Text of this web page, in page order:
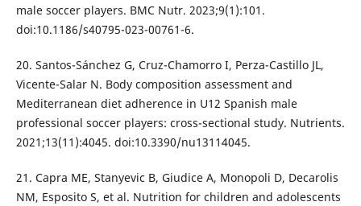
male soccer players. BMC Nutr. 2023;9(1):101.
doi:10.1186/s40795-023-00761-6.
20. Santos-Sánchez G, Cruz-Chamorro I, Perza-Castillo JL,
Vicente-Salar N. Body composition assessment and
Mediterranean diet adherence in U12 Spanish male
professional soccer players: cross-sectional study. Nutrients.
2021;13(11):4045. doi:10.3390/nu13114045.
21. Capra ME, Stanyevic B, Giudice A, Monopoli D, Decarolis
NM, Esposito S, et al. Nutrition for children and adolescents